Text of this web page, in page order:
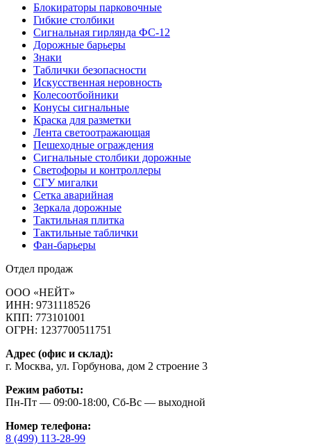
Блокираторы парковочные
Гибкие столбики
Сигнальная гирлянда ФС-12
Дорожные барьеры
Знаки
Таблички безопасности
Искусственная неровность
Колесоотбойники
Конусы сигнальные
Краска для разметки
Лента светоотражающая
Пешеходные ограждения
Сигнальные столбики дорожные
Светофоры и контроллеры
СГУ мигалки
Cетка аварийная
Зеркала дорожные
Тактильная плитка
Тактильные таблички
Фан-барьеры
Отдел продаж
ООО «НЕЙТ»
ИНН: 9731118526
КПП: 773101001
ОГРН: 1237700511751
Адрес (офис и склад):
г. Москва, ул. Горбунова, дом 2 строение 3
Режим работы:
Пн-Пт — 09:00-18:00, Сб-Вс — выходной
Номер телефона:
8 (499) 113-28-99